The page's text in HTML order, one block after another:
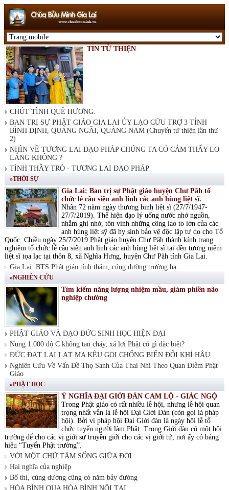
TIN TỪ THIỆN
CHÚT TÌNH QUÊ HƯƠNG.
BAN TRỊ SỰ PHẬT GIÁO GIA LAI ỦY LẠO CỨU TRỢ 3 TỈNH
BÌNH ĐỊNH, QUẢNG NGÃI, QUẢNG NAM (Chuyến từ thiện lần thứ
2)
NHÌN VỀ TƯƠNG LAI ĐẠO PHÁP CHÚNG TA CÓ CẢM THẤY LO
LẮNG KHÔNG ?
TÌNH THẦY TRÒ - TƯƠNG LAI ĐẠO PHÁP
»THỜI SỰ
Gia Lai: Ban trị sự Phật giáo huyện Chư Păh tổ
chức lễ cầu siêu anh linh các anh hùng liệt sĩ.
Nhân 72 năm ngày thương binh liệt sĩ (27/7/1947-
27/7/2019). Thể hiện đạo lý uống nước nhớ nguồn,
nhằm ghi nhớ, tôn vinh những công lao to lớn của các
anh hùng liệt sỹ đã hy sinh bảo vệ độc lập tự do cho Tổ
Quốc. Chiều ngày 25/7/2019 Phật giáo huyện Chư Păh thành kính trang
nghiêm tổ chức lễ cầu siêu anh linh các anh hùng liệt sĩ tại đền tưởng niệm
liệt sĩ tọa lạc tại thôn 8, xã Nghĩa Hưng, huyện Chư Păh tỉnh Gia Lai.
Gia Lai: BTS Phật giáo tỉnh thăm, cúng dường trường hạ
»NGHIÊN CỨU
Tìm kiếm năng lượng nhiệm mầu, giảm phiền não
nghiệp chướng
PHẬT GIÁO VÀ ĐẠO ĐỨC SINH HỌC HIỆN ĐẠI
Nung 1.000 độ C không tan chảy, xá lợi Phật có gì đặc biệt?
ĐỨC ĐẠT LAI LẠT MA KÊU GỌI CHỐNG BIẾN ĐỔI KHÍ HẬU
Nghiên Cứu Về Vấn Đề Thọ Sanh Của Thai Nhi Theo Quan Điểm Phật
Giáo
»PHẬT HỌC
Ý NGHĨA ĐẠI GIỚI ĐÀN CAM LỘ - GIÁC NGỘ
Trong Phật giáo có rất nhiều lễ hội, nhưng lễ hội quan
trọng nhất vẫn là lễ hội Đại Giới Đàn (còn gọi là pháp
hội). Bởi vì pháp hội Đại Giới đàn là ngày hội lễ tổ
chức tuyển người làm Phật. Trong Giới đàn có một hội
trường để cho các vị giới sư truyền giới cho các vị giới tử, nơi ấy có bảng
hiệu “Tuyển Phật trường”.
VỚI MỘT CHỮ TÂM SỐNG GIỮA ĐỜI.
Hai nghĩa của nghiệp
Bố thí, cúng dường cũng có năm bảy đường
HÒA BÌNH QUA HÒA BÌNH NỘI TẠI